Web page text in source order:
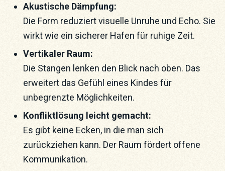
Akustische Dämpfung:
Die Form reduziert visuelle Unruhe und Echo. Sie
wirkt wie ein sicherer Hafen für ruhige Zeit.
Vertikaler Raum:
Die Stangen lenken den Blick nach oben. Das
erweitert das Gefühl eines Kindes für
unbegrenzte Möglichkeiten.
Konfliktlösung leicht gemacht:
Es gibt keine Ecken, in die man sich
zurückziehen kann. Der Raum fördert offene
Kommunikation.